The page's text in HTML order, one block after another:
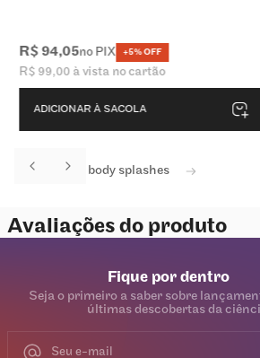
R$ 94,05no PIX +5% OFF
R$ 99,00 à vista no cartão
ADICIONAR À SACOLA
Ver todos os body splashes
Avaliações do produto
Fique por dentro
Seja o primeiro a saber sobre
últimas descobertas da